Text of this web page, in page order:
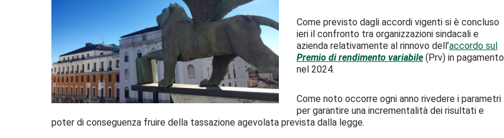
Come previsto dagli accordi vigenti si è concluso
ieri il confronto tra organizzazioni sindacali e
azienda relativamente al rinnovo dell’accordo sul
Premio di rendimento variabile (Prv) in pagamento
nel 2024.
Come noto occorre ogni anno rivedere i parametri
per garantire una incrementalità dei risultati e
poter di conseguenza fruire della tassazione agevolata prevista dalla legge.